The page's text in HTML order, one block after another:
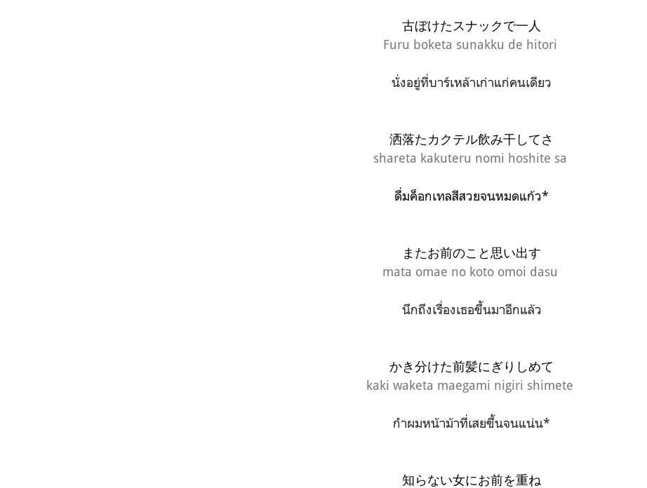
古ぼけたスナックで一人
Furu boketa sunakku de hitori
นั่งอยู่ที่บาร์เหล้าเก่าแก่คนเดียว
洒落たカクテル飲み干してさ
shareta kakuteru nomi hoshite sa
ดื่มค็อกเทลสีสวยจนหมดแก้ว*
またお前のこと思い出す
mata omae no koto omoi dasu
นึกถึงเรื่องเธอขึ้นมาอีกแล้ว
かき分けた前髪にぎりしめて
kaki waketa maegami nigiri shimete
กำผมหน้าม้าที่เสยขึ้นจนแน่น*
知らない女にお前を重ね